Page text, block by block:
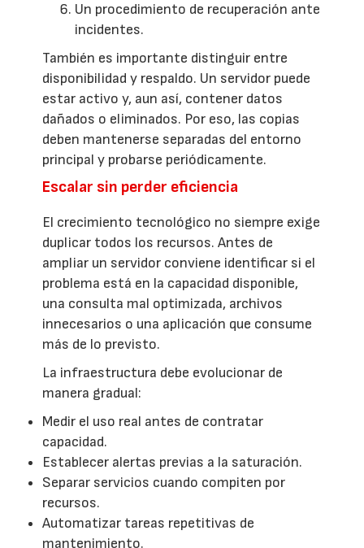
Un procedimiento de recuperación ante
incidentes.
También es importante distinguir entre
disponibilidad y respaldo. Un servidor puede
estar activo y, aun así, contener datos
dañados o eliminados. Por eso, las copias
deben mantenerse separadas del entorno
principal y probarse periódicamente.
Escalar sin perder eficiencia
El crecimiento tecnológico no siempre exige
duplicar todos los recursos. Antes de
ampliar un servidor conviene identificar si el
problema está en la capacidad disponible,
una consulta mal optimizada, archivos
innecesarios o una aplicación que consume
más de lo previsto.
La infraestructura debe evolucionar de
manera gradual:
Medir el uso real antes de contratar
capacidad.
Establecer alertas previas a la saturación.
Separar servicios cuando compiten por
recursos.
Automatizar tareas repetitivas de
mantenimiento.